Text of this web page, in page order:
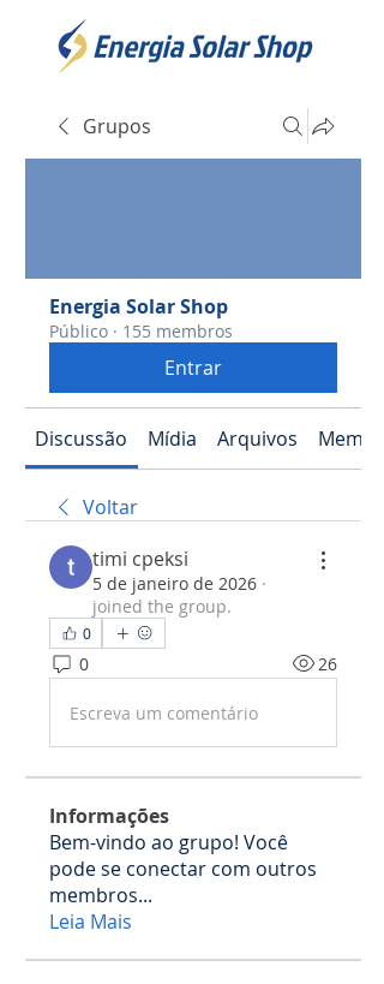
Grupos
Energia Solar Shop
Público · 155 membros
Entrar
Discussão Mídia Arquivos
Voltar
timi cpeksi
5 de janeiro de 2026 ·
joined the group.
0
0 26
Escreva um comentário
Informações
Bem-vindo ao grupo! Você
pode se conectar com outros
membros...
Leia Mais